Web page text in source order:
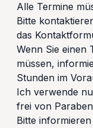
Alle Termine
Bitte
das
Wenn Sie einen
müssen,
Stunden im
Ich verwende
frei von
Bitte